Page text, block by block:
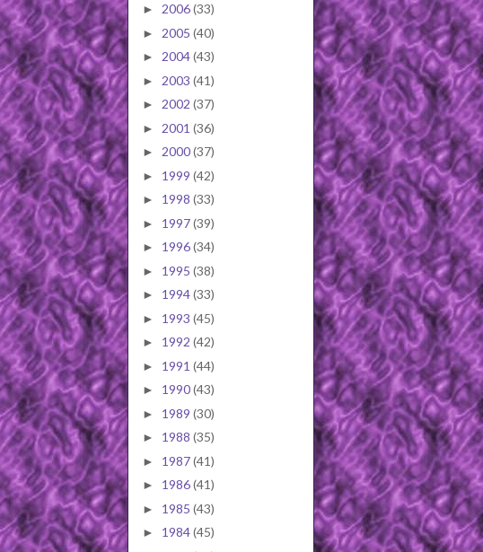
► 2006(33)
► 2005 (40)
► 2004(43)
► 2003 (41)
► 2002 (37)
► 2001 (36)
► 2000(37)
► 1999 (42)
► 1998 (33)
► 1997(39)
► 1996(34)
► 1995 (38)
► 1994(33)
► 1993 (45)
► 1992 (42)
► 1991 (44)
► 1990(43)
► 1989 (30)
► 1988 (35)
► 1987(41)
► 1986(41)
► 1985 (43)
► 1984(45)